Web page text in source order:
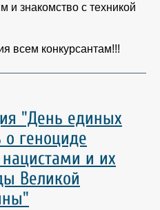
и знакомство с техникой
всем конкурсантам!!!
"День единых
геноциде
нацистами и их
Великой